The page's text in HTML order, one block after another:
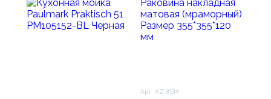
Арт. AZ-3134